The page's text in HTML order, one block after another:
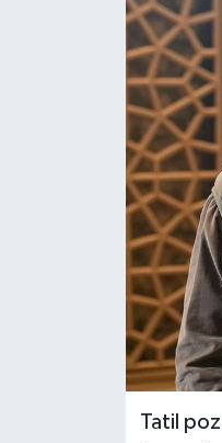
Tatil
SAĞLIK
BİLİM VE
OTOMOBİL
KURUMSAL